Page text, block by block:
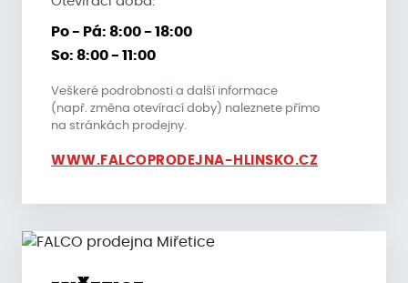
Po - Pá: 8:00 - 18:00
So: 8:00 - 11:00
Veškeré podrobnosti a další informace
(např. změna otevírací doby) naleznete přímo
na stránkách prodejny.
WWW.FALCOPRODEJNA-HLINSKO.CZ